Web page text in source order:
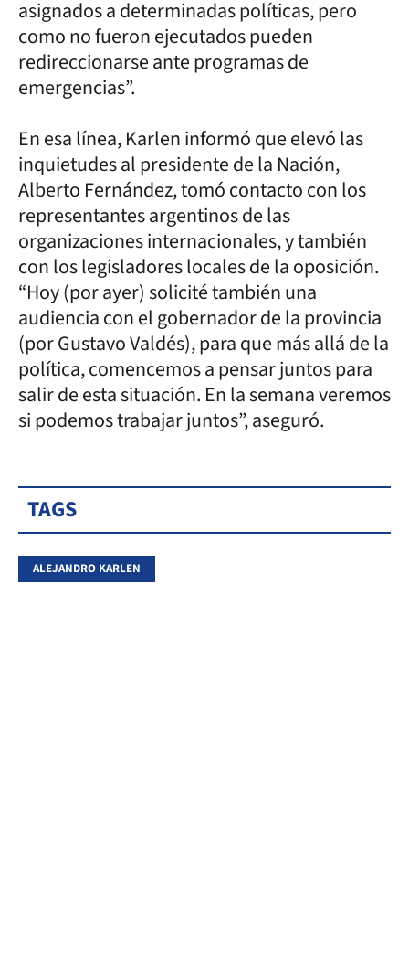
asignados a determinadas políticas, pero
como no fueron ejecutados pueden
redireccionarse ante programas de
emergencias”.
En esa línea, Karlen informó que elevó las
inquietudes al presidente de la Nación,
Alberto Fernández, tomó contacto con los
representantes argentinos de las
organizaciones internacionales, y también
con los legisladores locales de la oposición.
“Hoy (por ayer) solicité también una
audiencia con el gobernador de la provincia
(por Gustavo Valdés), para que más allá de la
política, comencemos a pensar juntos para
salir de esta situación. En la semana veremos
si podemos trabajar juntos”, aseguró.
TAGS
ALEJANDRO KARLEN